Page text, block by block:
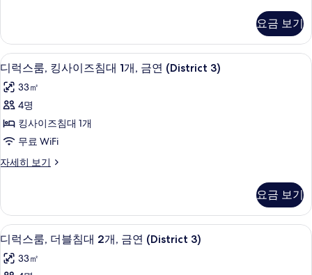
진
모
두
보
기
자
세
히
보
기
Smoking
사
진
모
두
보
기
2
Queens,
Mobility
Roll-
In,
Non-
자
세
보
요금 보기
디
럭
스
룸,
킹
이
침
대
1
개,
오리/거위털 이불, 필로우탑 침대, 객실
7
디럭스룸, 킹사이즈침대 1개, 금연 (District 3)
33㎡
4명
킹사이즈침대 1개
무료 WiFi
자세히 보기
디
킹
사
이
즈
침
요금 보기
디
럭
스
오리/거위털 이불, 필로우탑 침대, 객실
7
디럭스룸, 더블침대 2개, 금연 (District 3)
33㎡